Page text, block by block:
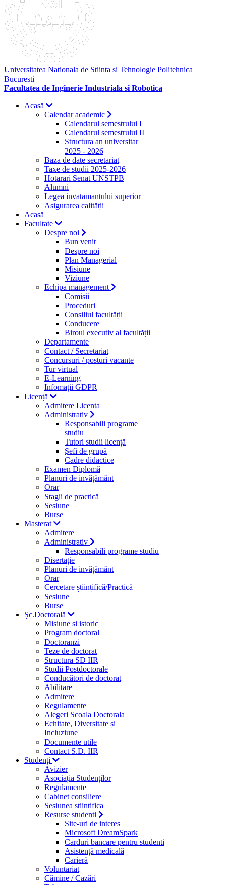
Universitatea Nationala de Stiinta si Tehnologie Politehnica
Bucuresti
Facultatea de Inginerie Industriala si Robotica
Acasă
Calendar academic
Calendarul semestrului I
Calendarul semestrului II
Structura an universitar
2025 - 2026
Baza de date secretariat
Taxe de studii 2025-2026
Hotarari Senat UNSTPB
Alumni
Legea invatamantului superior
Asigurarea calității
Acasă
Facultate
Despre noi
Bun venit
Despre noi
Plan Managerial
Misiune
Viziune
Echipa management
Comisii
Proceduri
Consiliul facultății
Conducere
Biroul executiv al facultății
Departamente
Contact / Secretariat
Concursuri / posturi vacante
Tur virtual
E-Learning
Infomații GDPR
Licență
Admitere Licenta
Administrativ
Responsabili programe
studiu
Tutori studii licență
Şefi de grupă
Cadre didactice
Examen Diplomă
Planuri de invățământ
Orar
Stagii de practică
Sesiune
Burse
Masterat
Admitere
Administrativ
Responsabili programe studiu
Disertație
Planuri de invățământ
Orar
Cercetare științifică/Practică
Sesiune
Burse
Șc.Doctorală
Misiune si istoric
Program doctoral
Doctoranzi
Teze de doctorat
Structura SD IIR
Studii Postdoctorale
Conducători de doctorat
Abilitare
Admitere
Regulamente
Alegeri Scoala Doctorala
Echitate, Diversitate și
Incluziune
Documente utile
Contact S.D. IIR
Studenți
Avizier
Asociația Studenților
Regulamente
Cabinet consiliere
Sesiunea stiintifica
Resurse studenti
Site-uri de interes
Microsoft DreamSpark
Carduri bancare pentru studenti
Asistență medicală
Carieră
Voluntariat
Cămine / Cazări